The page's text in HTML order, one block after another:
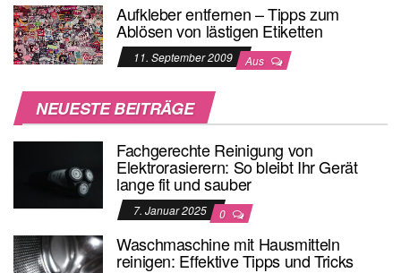
Aufkleber entfernen – Tipps zum
Ablösen von lästigen Etiketten
11. September 2009 Aus
NEUESTE BEITRÄGE
Fachgerechte Reinigung von
Elektrorasierern: So bleibt Ihr Gerät
lange fit und sauber
7. Januar 2025 0
Waschmaschine mit Hausmitteln
reinigen: Effektive Tipps und Tricks